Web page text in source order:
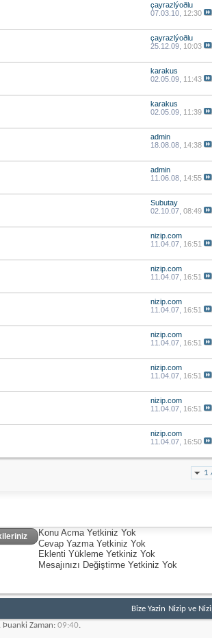
çayrazlýoðlu
07.03.10, 12:30
çayrazlýoðlu
25.12.09, 10:03
karakus
02.05.09, 11:43
karakus
02.05.09, 11:39
admin
18.08.08, 14:38
admin
11.06.08, 14:55
Subutay
02.10.07, 08:49
nizip.com
11.04.07, 16:51
nizip.com
11.04.07, 16:51
nizip.com
11.04.07, 16:51
nizip.com
11.04.07, 16:51
nizip.com
11.04.07, 16:51
nizip.com
11.04.07, 16:51
nizip.com
11.04.07, 16:50
1
Konu Acma Yetkiniz Yok
Cevap Yazma Yetkiniz Yok
Eklenti Yükleme Yetkiniz Yok
Mesajınızı Değiştirme Yetkiniz Yok
Bize Yazin Nizip ve
Þuanki Zaman: 09:40.